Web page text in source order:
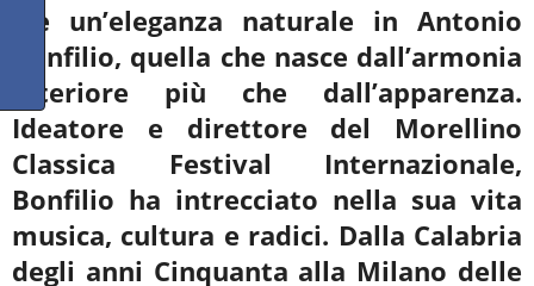
C’è un’eleganza naturale in Antonio
Bonfilio, quella che nasce dall’armonia
interiore più che dall’apparenza.
Ideatore e direttore del Morellino
Classica Festival Internazionale,
Bonfilio ha intrecciato nella sua vita
musica, cultura e radici. Dalla Calabria
degli anni Cinquanta alla Milano delle